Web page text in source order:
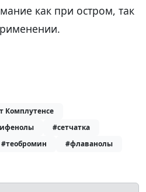
как при остром, так
Комплутенсе
#сетчатка
#теобромин
#флаванолы